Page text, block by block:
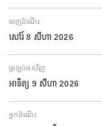
ចេញដំណើរ
សៅរ៍ 8 សីហា 2026
ត្រឡប់មកវិញ
អាទិត្យ 9 សីហា 2026
អ្នកដំណើរ